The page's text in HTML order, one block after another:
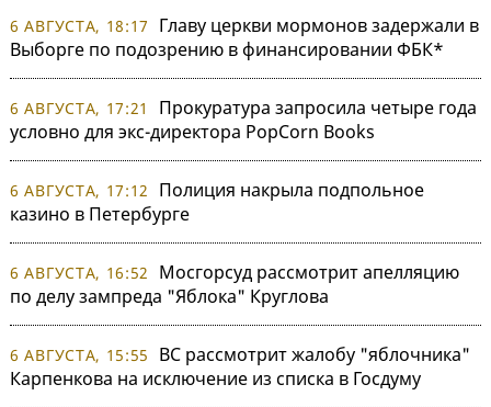
6 АВГУСТА, 18:17
Главу церкви мормонов задержали в
Выборге по подозрению в финансировании ФБК*
6 АВГУСТА, 17:21
Прокуратура запросила четыре года
условно для экс-директора PopCorn Books
6 АВГУСТА, 17:12
Полиция накрыла подпольное
казино в Петербурге
6 АВГУСТА, 16:52
Мосгорсуд рассмотрит апелляцию
по делу зампреда "Яблока" Круглова
6 АВГУСТА, 15:55
ВС рассмотрит жалобу "яблочника"
Карпенкова на исключение из списка в Госдуму